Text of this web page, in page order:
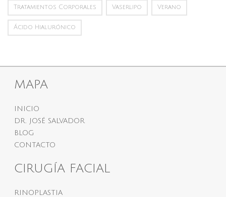
Tratamientos Corporales Vaserlipo Verano
Ácido Hialurónico
MAPA
INICIO
DR. JOSÉ SALVADOR
BLOG
CONTACTO
CIRUGÍA FACIAL
RINOPLASTIA